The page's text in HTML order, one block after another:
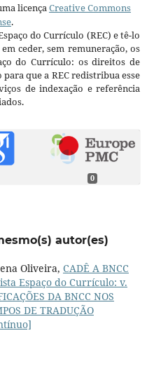
licençaCreative Commons
.
do Currículo (REC) e tê-lo
ceder, sem remuneração, os
do Currículo: os direitos de
que a REC redistribua esse
de indexação e referência
0
autor(es)
Oliveira, CADÊ A BNCC
Espaço do Currículo: v.
DA BNCC NOS
DE TRADUÇÃO